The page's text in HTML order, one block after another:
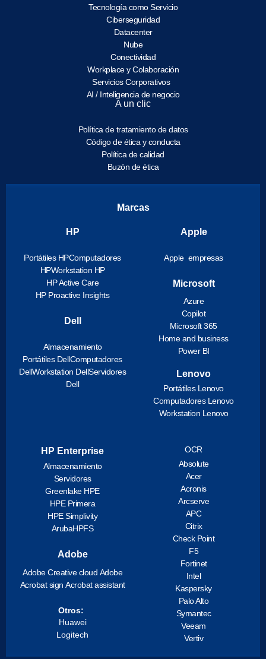
Tecnología como Servicio
Ciberseguridad
Datacenter
Nube
Conectividad
Workplace y Colaboración
Servicios Corporativos
AI / Inteligencia de negocio
A un clic
Política de tratamiento de datos
Código de ética y conducta
Política de calidad
Buzón de ética
Marcas
HP
Portátiles HPComputadores
HPWorkstation HP
HP Active Care
HP Proactive Insights
Dell
Almacenamiento
Portátiles DellComputadores
DellWorkstation DellServidores
Dell
Apple
Apple empresas
Microsoft
Azure
Copilot
Microsoft 365
Home and business
Power BI
Lenovo
Portátiles Lenovo
Computadores Lenovo
Workstation Lenovo
HP Enterprise
Almacenamiento
Servidores
Greenlake HPE
HPE Primera
HPE Simplivity
ArubaHPFS
Adobe
Adobe Creative cloud Adobe
Acrobat sign Acrobat assistant
Otros:
Huawei
Logitech
OCR
Absolute
Acer
Acronis
Arcserve
APC
Citrix
Check Point
F5
Fortinet
Intel
Kaspersky
Palo Alto
Symantec
Veeam
Vertiv